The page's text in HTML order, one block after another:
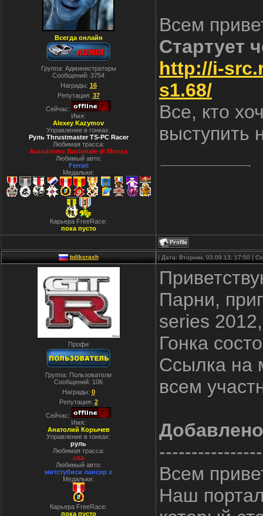
Всегда онлайн
Группа: Администраторы
Сообщений: 3754
Награды: 16
Репутация: 37
Сейчас:
Имя:
Alexey Kazymov
Управление в гонках:
Руль Thrustmaster TS-PC Racer
Любимая трасса:
Autodromo Nacionale di Monza
Любимый авто:
Ferrari
Медальки:
Карьера FreeRace:
пока пусто
Всем
Стартует
http://i-
s1.68/
Все, кто
выступить
tolikcrash | Дата: Вторник, 03.09.13, 17:50 |
Профи
Группа: Пользователи
Сообщений: 106
Награды: 0
Репутация: 2
Сейчас:
Имя:
Анатолий Корычев
Управление в гонках:
руль
Любимая трасса:
спа
Любимый авто:
митстубиси лансер x
Медальки:
Карьера FreeRace:
пока пусто
Парни,
series
Гонка
Ссылка на
всем
Добавлено
Всем
Наш